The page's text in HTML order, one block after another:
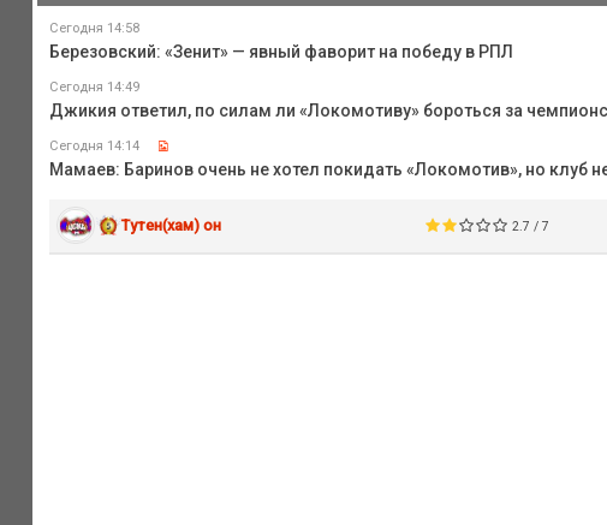
Сегодня 14:58
Березовский: «Зенит» — явный фаворит на победу в РПЛ
Сегодня 14:49
Джикия ответил, по силам ли «Локомотиву» бороться за
Сегодня 14:14
Мамаев: Баринов очень не хотел покидать «Локомотив», но клуб
Тутен(хам) он 2.7 / 7